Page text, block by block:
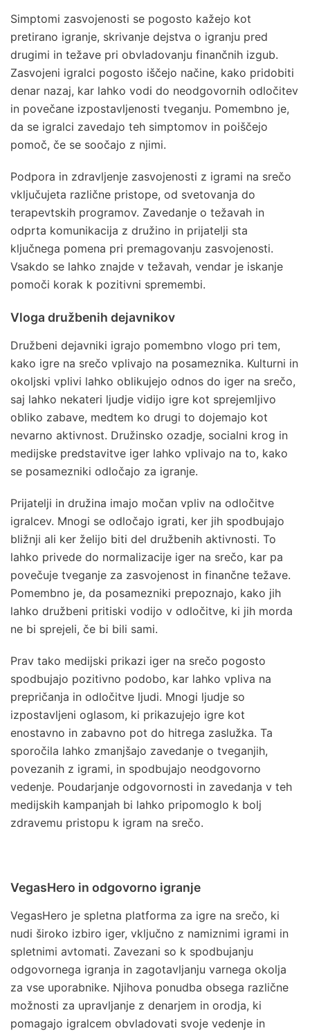
Simptomi zasvojenosti se pogosto kažejo kot
pretirano igranje, skrivanje dejstva o igranju pred
drugimi in težave pri obvladovanju finančnih izgub.
Zasvojeni igralci pogosto iščejo načine, kako pridobiti
denar nazaj, kar lahko vodi do neodgovornih odločitev
in povečane izpostavljenosti tveganju. Pomembno je,
da se igralci zavedajo teh simptomov in poiščejo
pomoč, če se soočajo z njimi.
Podpora in zdravljenje zasvojenosti z igrami na srečo
vključujeta različne pristope, od svetovanja do
terapevtskih programov. Zavedanje o težavah in
odprta komunikacija z družino in prijatelji sta
ključnega pomena pri premagovanju zasvojenosti.
Vsakdo se lahko znajde v težavah, vendar je iskanje
pomoči korak k pozitivni spremembi.
Vloga družbenih dejavnikov
Družbeni dejavniki igrajo pomembno vlogo pri tem,
kako igre na srečo vplivajo na posameznika. Kulturni in
okoljski vplivi lahko oblikujejo odnos do iger na srečo,
saj lahko nekateri ljudje vidijo igre kot sprejemljivo
obliko zabave, medtem ko drugi to dojemajo kot
nevarno aktivnost. Družinsko ozadje, socialni krog in
medijske predstavitve iger lahko vplivajo na to, kako
se posamezniki odločajo za igranje.
Prijatelji in družina imajo močan vpliv na odločitve
igralcev. Mnogi se odločajo igrati, ker jih spodbujajo
bližnji ali ker želijo biti del družbenih aktivnosti. To
lahko privede do normalizacije iger na srečo, kar pa
povečuje tveganje za zasvojenost in finančne težave.
Pomembno je, da posamezniki prepoznajo, kako jih
lahko družbeni pritiski vodijo v odločitve, ki jih morda
ne bi sprejeli, če bi bili sami.
Prav tako medijski prikazi iger na srečo pogosto
spodbujajo pozitivno podobo, kar lahko vpliva na
prepričanja in odločitve ljudi. Mnogi ljudje so
izpostavljeni oglasom, ki prikazujejo igre kot
enostavno in zabavno pot do hitrega zaslužka. Ta
sporočila lahko zmanjšajo zavedanje o tveganjih,
povezanih z igrami, in spodbujajo neodgovorno
vedenje. Poudarjanje odgovornosti in zavedanja v teh
medijskih kampanjah bi lahko pripomoglo k bolj
zdravemu pristopu k igram na srečo.
VegasHero in odgovorno igranje
VegasHero je spletna platforma za igre na srečo, ki
nudi široko izbiro iger, vključno z namiznimi igrami in
spletnimi avtomati. Zavezani so k spodbujanju
odgovornega igranja in zagotavljanju varnega okolja
za vse uporabnike. Njihova ponudba obsega različne
možnosti za upravljanje z denarjem in orodja, ki
pomagajo igralcem obvladovati svoje vedenje in